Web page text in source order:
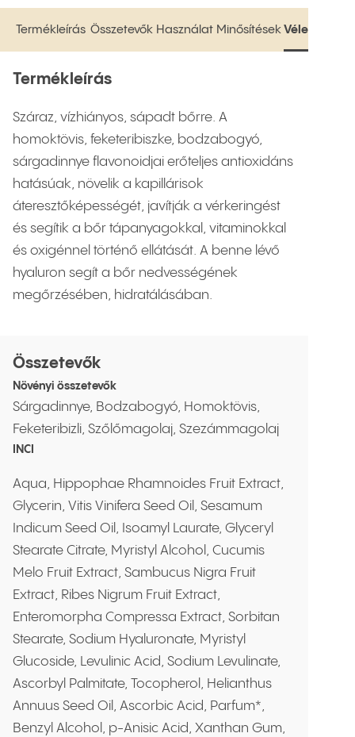
Termékleírás
Termékleírás
Összetevők
Összetevők
Használat
Használat
Minősítések
Minősítések
Vélemények
Vélemények
Termékleírás
Száraz, vízhiányos, sápadt bőrre. A
homoktövis, feketeribiszke, bodzabogyó,
sárgadinnye flavonoidjai erőteljes antioxidáns
hatásúak, növelik a kapillárisok
áteresztőképességét, javítják a vérkeringést
és segítik a bőr tápanyagokkal, vitaminokkal
és oxigénnel történő ellátását. A benne lévő
hyaluron segít a bőr nedvességének
megőrzésében, hidratálásában.
Összetevők
Növényi összetevők
Sárgadinnye, Bodzabogyó, Homoktövis,
Feketeribizli, Szőlőmagolaj, Szezámmagolaj
INCI
Aqua, Hippophae Rhamnoides Fruit Extract,
Glycerin, Vitis Vinifera Seed Oil, Sesamum
Indicum Seed Oil, Isoamyl Laurate, Glyceryl
Stearate Citrate, Myristyl Alcohol, Cucumis
Melo Fruit Extract, Sambucus Nigra Fruit
Extract, Ribes Nigrum Fruit Extract,
Enteromorpha Compressa Extract, Sorbitan
Stearate, Sodium Hyaluronate, Myristyl
Glucoside, Levulinic Acid, Sodium Levulinate,
Ascorbyl Palmitate, Tocopherol, Helianthus
Annuus Seed Oil, Ascorbic Acid, Parfum*,
Benzyl Alcohol, p-Anisic Acid, Xanthan Gum,